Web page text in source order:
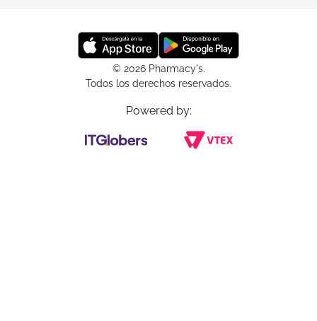
© 2026 Pharmacy's.
Todos los derechos reservados.
Powered by: